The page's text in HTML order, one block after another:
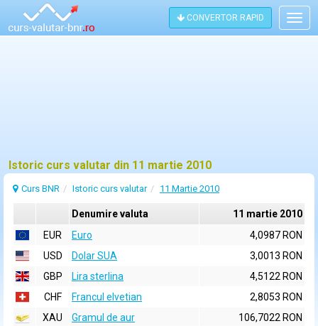
CONVERTOR RAPID
Istoric curs valutar din 11 martie 2010
Curs BNR Istoric curs valutar 11 Martie 2010
Denumire valuta
11 martie 2010
EUR
Euro
4,0987 RON
USD
Dolar SUA
3,0013 RON
GBP
Lira sterlina
4,5122 RON
CHF
Francul elvetian
2,8053 RON
XAU
Gramul de aur
106,7022 RON